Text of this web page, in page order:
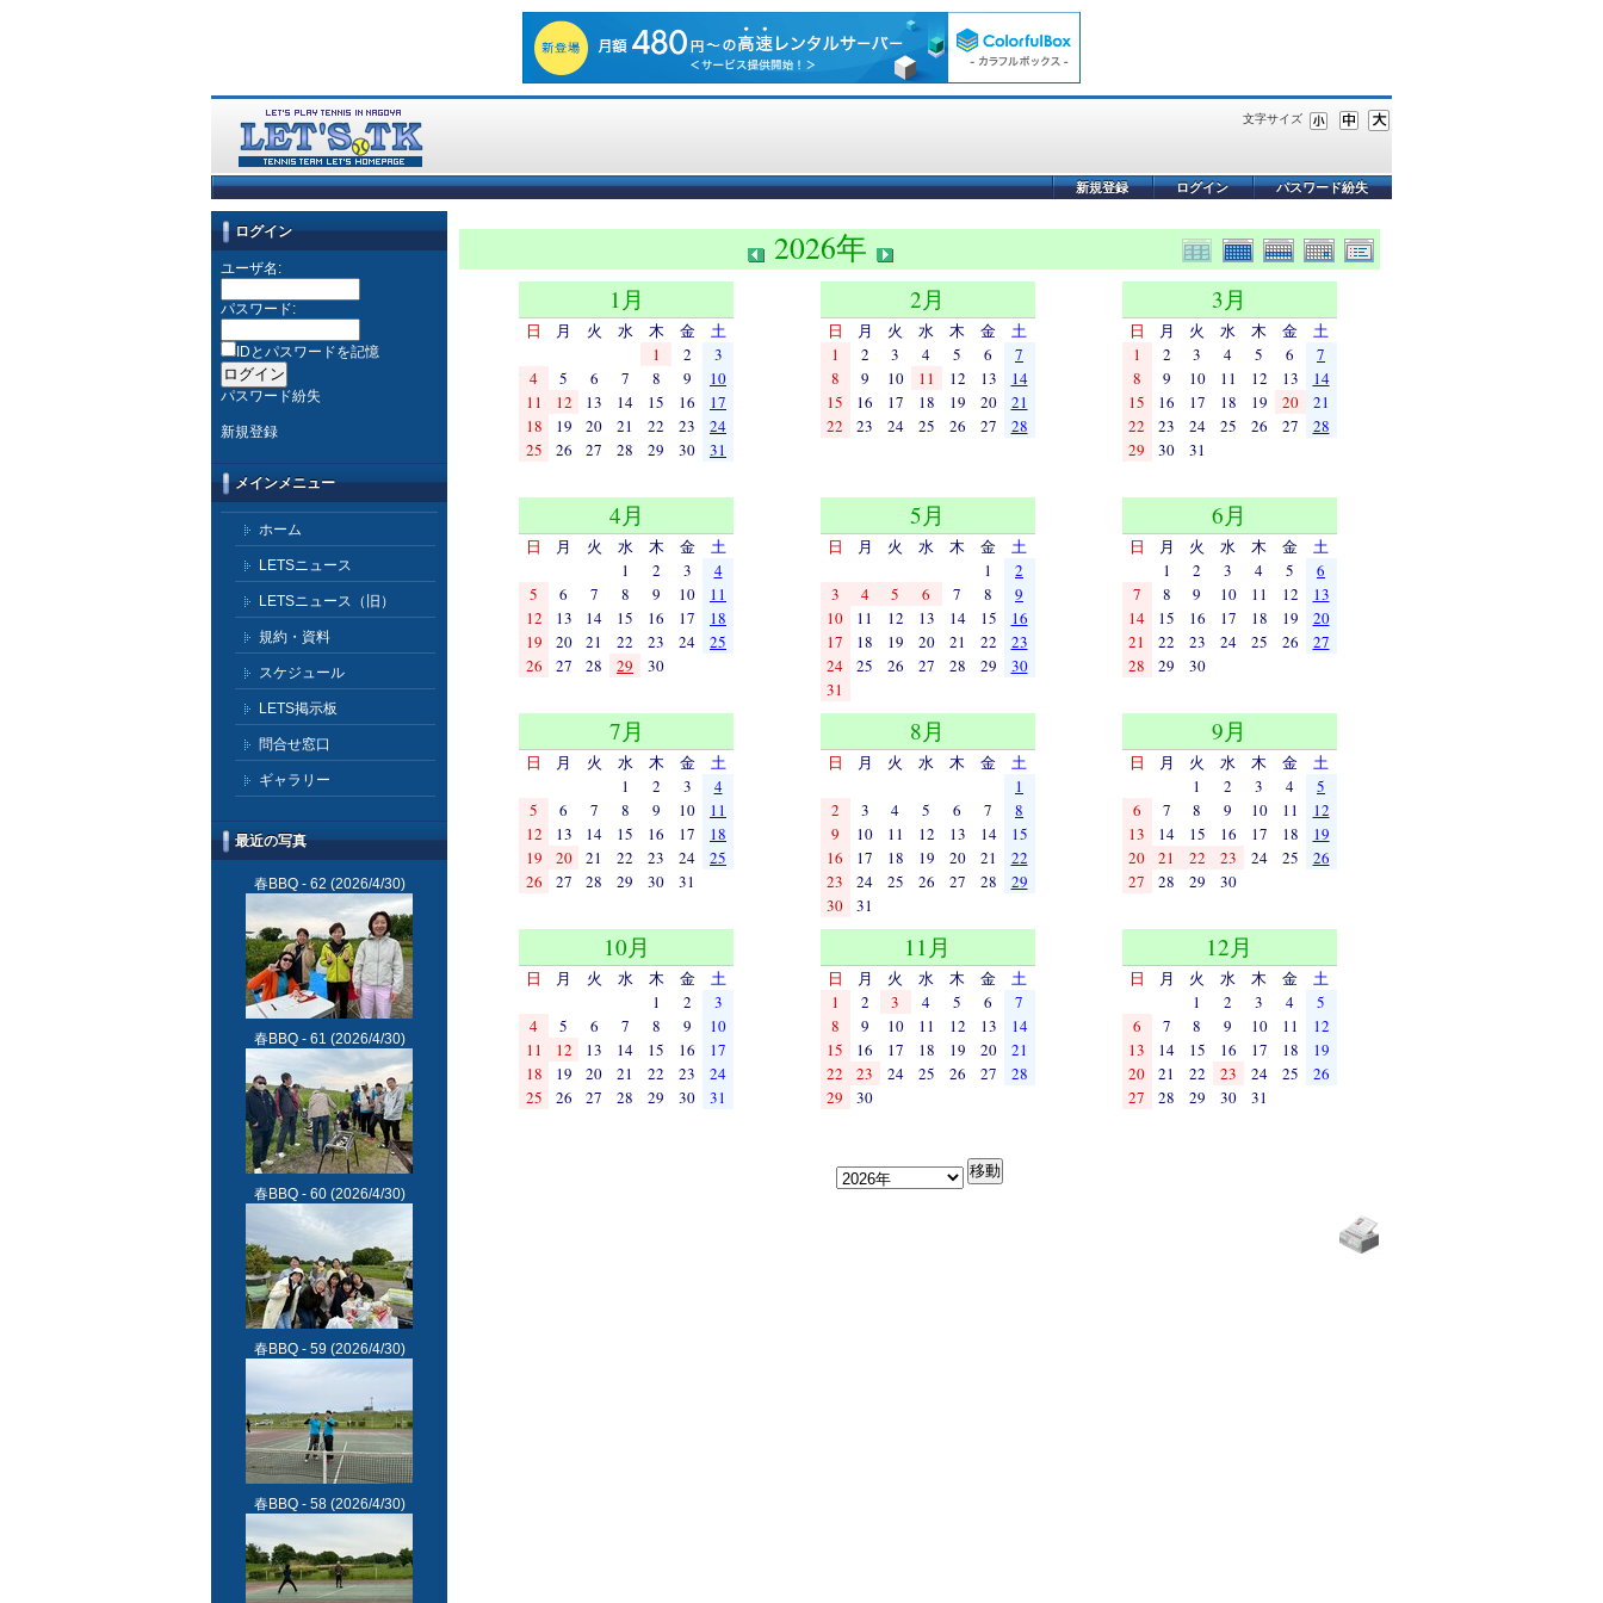
文字サイズ
パスワード紛失
ログイン
新規登録
ログイン
ユーザ名:
パスワード:
IDとパスワードを記憶
パスワード紛失
新規登録
メインメニュー
ホーム
LETSニュース
LETSニュース（旧）
規約・資料
スケジュール
LETS掲示板
問合せ窓口
ギャラリー
最近の写真
春BBQ - 62 (2026/4/30)
春BBQ - 61 (2026/4/30)
春BBQ - 60(2026/4/30)
春BBQ - 59 (2026/4/30)
春BBQ - 58(2026/4/30)
2026年
1月
日 月 火 水 木 金
土
1
2
3
4
5 6 7 8 9
10
11
12 13 14 15 16
17
18
19 20 21 22 23
24
25
26 27 28 29 30 31
2月
日 月 火 水 木 金
土
1
2 3 4 5 6
7
8
9 10 11 12 13
14
15
16 17 18 19 20
21
22
23 24 25 26 27 28
3月
日 月 火 水 木 金
土
1
2 3 4 5 6
7
8
9 10 11 12 13
14
15
16 17 18 19 20
21
22
23 24 25 26 27
28
29
30 31
4月
日 月 火 水 木 金
土
1
2 3
4
5
6 7 8 9 10
11
12
13 14 15 16 17
18
19
20 21 22 23 24
25
26
27 28 29 30
5月
日 月 火 水 木 金
土
1
2
3
4 5 6 7 8
9
10
11 12 13 14 15
16
17
18 19 20 21 22
23
24
25 26 27 28 29
30
31
6月
日 月 火 水 木 金
土
1
2 3 4 5
6
7
8 9 10 11 12
13
14
15 16 17 18 19
20
21
22 23 24 25 26
27
28
29 30
7月
日 月 火 水 木 金
土
1
2 3
4
5
6 7 8 9 10
11
12
13 14 15 16 17
18
19
20 21 22 23 24
25
26
27 28 29 30 31
8月
日 月 火 水 木 金
土
1
2
3 4 5 6 7
8
9
10 11 12 13 14
15
16
17 18 19 20 21
22
23
24 25 26 27 28
29
30
31
9月
日 月 火 水 木 金
土
1
2 3 4
5
6
7 8 9 10 11
12
13
14 15 16 17 18
19
20
21 22 23 24 25
26
27
28 29 30
10月
日 月 火 水 木 金
土
1
2
3
4
5 6 7 8 9
10
11
12 13 14 15 16
17
18
19 20 21 22 23
24
25
26 27 28 29 30 31
11月
日 月 火 水 木 金
土
1
2 3 4 5 6
7
8
9 10 11 12 13
14
15
16 17 18 19 20
21
22
23 24 25 26 27
28
29
30
12月
日 月 火 水 木 金
土
1
2 3 4
5
6
7 8 9 10 11
12
13
14 15 16 17 18
19
20
21 22 23 24 25
26
27
28 29 30 31